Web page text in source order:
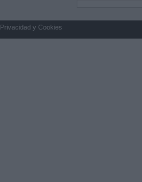
Privacidad y Cookies